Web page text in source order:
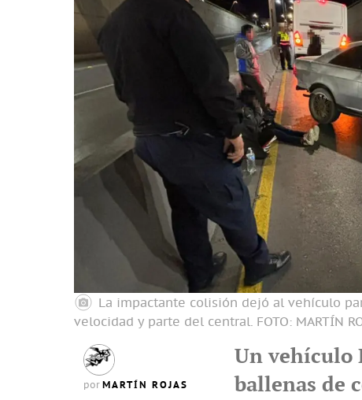
La impactante colisión dejó al vehículo
velocidad y parte del central. FOTO: MARTÍN
por MARTÍN ROJAS
Un vehículo
ballenas de